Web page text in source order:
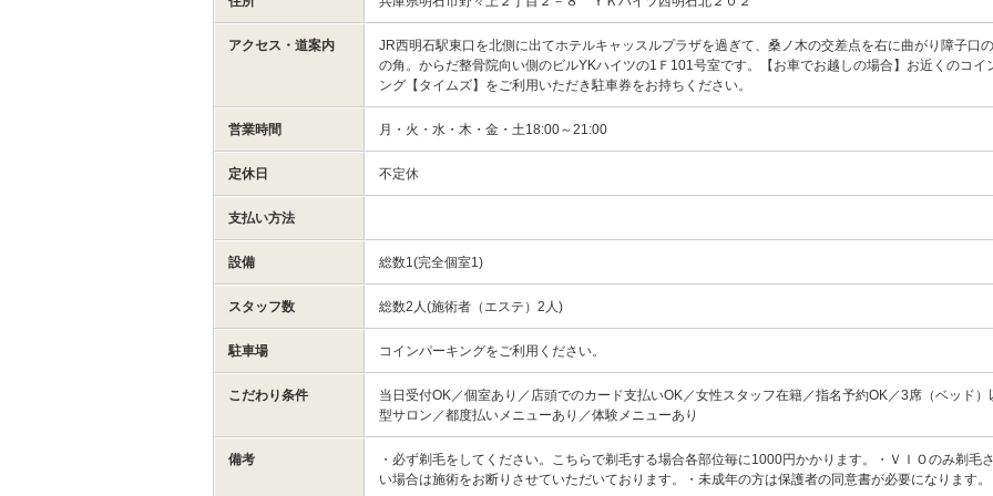
アクセス・道案内
JR西明石駅東口を北側に出てホテルキャッスルプラザを過ぎて、桑ノ木の交差点を右に曲がり障子口
の角。からだ整骨院向い側のビルYKハイツの1Ｆ101号室です。【お車でお越しの場合】お近くのコイ
ング【タイムズ】をご利用いただき駐車券をお持ちください。
営業時間 月・火・水・木・金・土18:00～21:00
定休日 不定休
支払い方法
設備 総数1(完全個室1)
スタッフ数 総数2人(施術者（エステ）2人)
駐車場 コインパーキングをご利用ください。
こだわり条件
当日受付OK／個室あり／店頭でのカード支払いOK／女性スタッフ在籍／指名予約OK／3席（ベッド）
型サロン／都度払いメニューあり／体験メニューあり
備考
・必ず剃毛をしてください。こちらで剃毛する場合各部位毎に1000円かかります。・ＶＩＯのみ剃毛
い場合は施術をお断りさせていただいております。・未成年の方は保護者の同意書が必要になります。